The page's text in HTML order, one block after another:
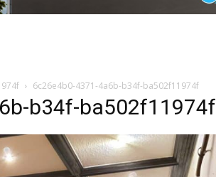
6c26e4b0-4371-4a6b-b34f-ba502f11974f
b34f-ba502f11974f